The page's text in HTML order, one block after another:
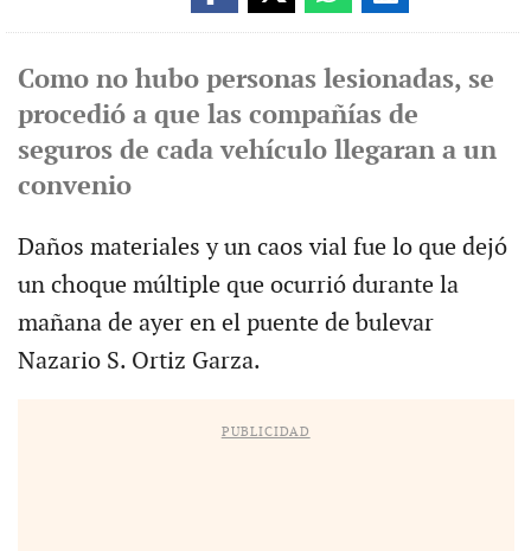
Como no hubo personas lesionadas, se
procedió a que las compañías de
seguros de cada vehículo llegaran a un
convenio
Daños materiales y un caos vial fue lo que dejó
un choque múltiple que ocurrió durante la
mañana de ayer en el puente de bulevar
Nazario S. Ortiz Garza.
PUBLICIDAD